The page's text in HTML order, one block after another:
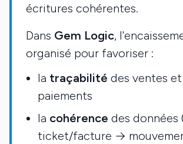
écritures cohérentes.
Dans Gem Logic,
organisé pour favoriser :
la traçabilité des ventes
paiements
la cohérence des
ticket/facture →